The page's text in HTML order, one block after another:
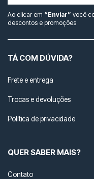
Ao clicar em “Enviar” você
descontos e promoções
TÁ COM DÚVIDA?
Frete e entrega
Trocas e devoluções
Política de privacidade
QUER SABER MAIS?
Contato